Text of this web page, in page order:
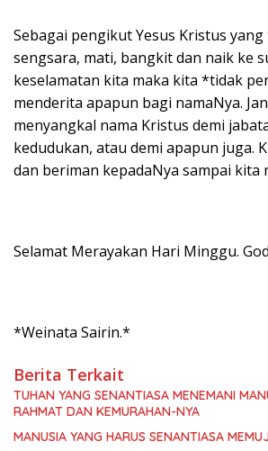
Sebagai pengikut Yesus Kristus
sengsara, mati, bangkit dan naik ke
keselamatan kita maka kita *tidak
menderita apapun bagi namaNya.
menyangkal nama Kristus demi
kedudukan, atau demi apapun juga.
dan beriman kepadaNya sampai kita
Selamat Merayakan Hari Minggu.
*Weinata Sairin.*
Berita Terkait
TUHAN YANG SENANTIASA MENEMANI
RAHMAT DAN KEMURAHAN-NYA
MANUSIA YANG HARUS SENANTIASA